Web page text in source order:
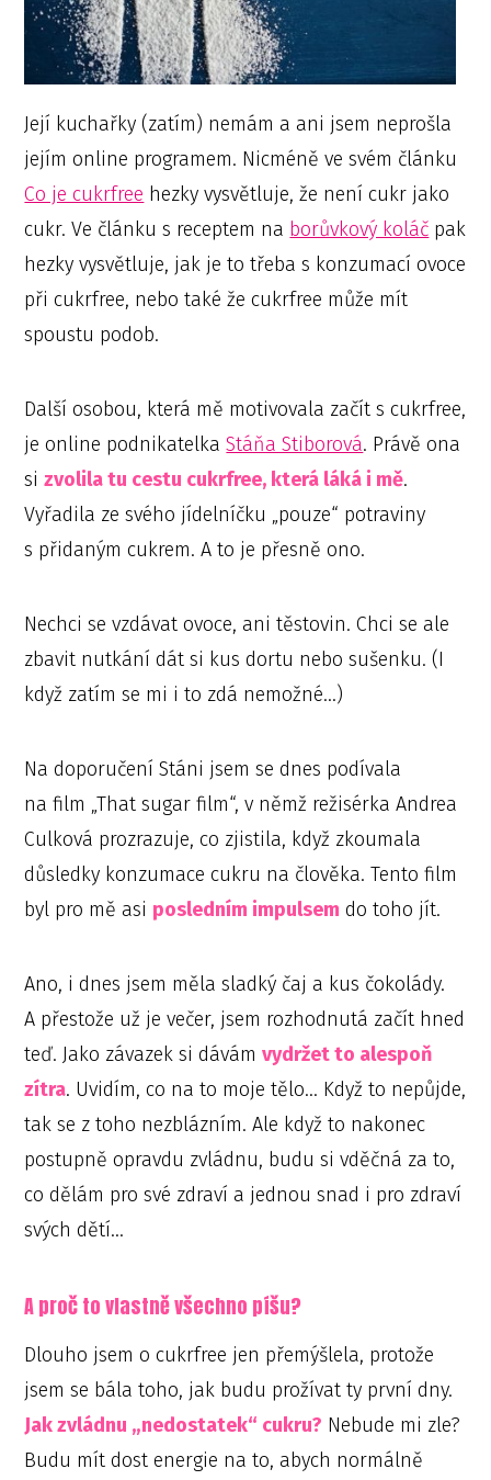
Její kuchařky (zatím) nemám a ani jsem neprošla
jejím online programem. Nicméně ve svém článku
Co je cukrfree hezky vysvětluje, že není cukr jako
cukr. Ve článku s receptem na borůvkový koláč pak
hezky vysvětluje, jak je to třeba s konzumací ovoce
při cukrfree, nebo také že cukrfree může mít
spoustu podob.
Další osobou, která mě motivovala začít s cukrfree,
je online podnikatelkaStáňa Stiborová. Právě ona
sizvolila tu cestu cukrfree, která láká i mě.
Vyřadila ze svého jídelníčku „pouze“ potraviny
s přidaným cukrem. A to je přesně ono.
Nechci se vzdávat ovoce, ani těstovin. Chci se ale
zbavit nutkání dát si kus dortu nebo sušenku. (I
když zatím se mi i to zdá nemožné…)
Na doporučení Stáni jsem se dnes podívala
na film „That sugar film“, v němž režisérka Andrea
Culková prozrazuje, co zjistila, když zkoumala
důsledky konzumace cukru na člověka. Tento film
byl pro mě asi posledním impulsem do toho jít.
Ano, i dnes jsem měla sladký čaj a kus čokolády.
A přestože už je večer, jsem rozhodnutá začít hned
teď. Jako závazek si dávámvydržet to alespoň
zítra. Uvidím, co na to moje tělo… Když to nepůjde,
tak se z toho nezblázním. Ale když to nakonec
postupně opravdu zvládnu, budu si vděčná za to,
co dělám pro své zdraví a jednou snad i pro zdraví
svých dětí…
A proč to vlastně všechno píšu?
Dlouho jsem o cukrfree jen přemýšlela, protože
jsem se bála toho, jak budu prožívat ty první dny.
Jak zvládnu „nedostatek“ cukru? Nebude mi zle?
Budu mít dost energie na to, abych normálně